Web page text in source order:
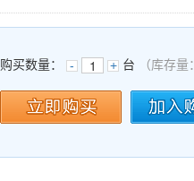
购买数量： - + 台 （库存量：